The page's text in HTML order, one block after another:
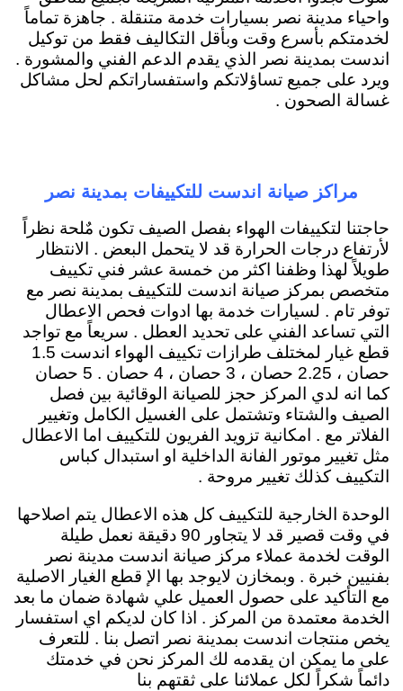
واحياء مدينة نصر بسيارات خدمة متنقلة . جاهزة تماماً
لخدمتكم بأسرع وقت وبأقل التكاليف فقط من توكيل
اندست بمدينة نصر الذي يقدم الدعم الفني والمشورة .
ويرد على جميع تساؤلاتكم واستفساراتكم لحل مشاكل
غسالة الصحون .
مراكز صيانة اندست للتكييفات بمدينة نصر
حاجتنا لتكييفات الهواء بفصل الصيف تكون مٌلحة نظراً
لأرتفاع درجات الحرارة قد لا يتحمل البعض . الانتظار
طويلاً لهذا وظفنا اكثر من خمسة عشر فني تكييف
متخصص بمركز صيانة اندست للتكييف بمدينة نصر مع
توفر تام . لسيارات خدمة بها ادوات فحص الاعطال
التي تساعد الفني على تحديد العطل . سريعاً مع تواجد
قطع غيار لمختلف طرازات تكييف الهواء اندست 1.5
حصان ، 2.25 حصان ، 3 حصان ، 4 حصان . 5 حصان
كما انه لدي المركز حجز للصيانة الوقائية بين فصل
الصيف والشتاء وتشتمل على الغسيل الكامل وتغيير
الفلاتر مع . امكانية تزويد الفريون للتكييف اما الاعطال
مثل تغيير موتور الفانة الداخلية او استبدال كباس
التكييف كذلك تغيير مروحة .
الوحدة الخارجية للتكييف كل هذه الاعطال يتم اصلاحها
في وقت قصير قد لا يتجاور 90 دقيقة نعمل طيلة
الوقت لخدمة عملاء مركز صيانة اندست مدينة نصر
بفنيين خبرة . وبمخازن لايوجد بها الإ قطع الغيار الاصلية
مع التأكيد على حصول العميل علي شهادة ضمان ما بعد
الخدمة معتمدة من المركز . اذا كان لديكم اي استفسار
يخص منتجات اندست بمدينة نصر اتصل بنا . للتعرف
على ما يمكن ان يقدمه لك المركز نحن في خدمتك
دائماً شكراً لكل عملائنا على ثقتهم بنا